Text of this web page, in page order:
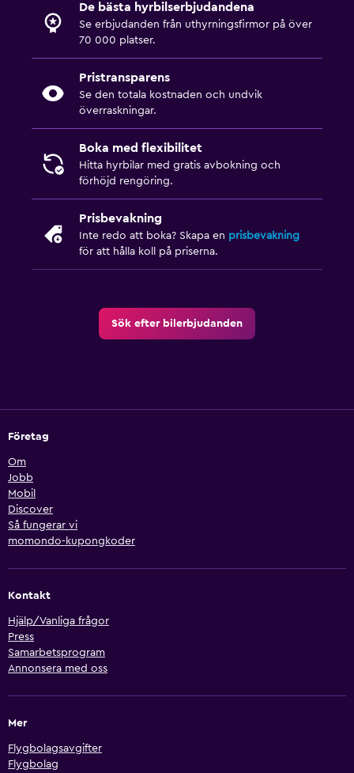
De bästa hyrbilserbjudandena
Se erbjudanden från uthyrningsfirmor på över
70 000 platser.
Pristransparens
Se den totala kostnaden och undvik
överraskningar.
Boka med flexibilitet
Hitta hyrbilar med gratis avbokning och
förhöjd rengöring.
Prisbevakning
Inte redo att boka? Skapa en prisbevakning
för att hålla koll på priserna.
Sök efter bilerbjudanden
Företag
Om
Jobb
Mobil
Discover
Så fungerar vi
momondo-kupongkoder
Kontakt
Hjälp/Vanliga frågor
Press
Samarbetsprogram
Annonsera med oss
Mer
Flygbolagsavgifter
Flygbolag